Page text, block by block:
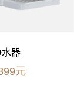
水器
元